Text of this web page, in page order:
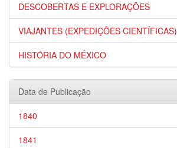
DESCOBERTAS E EXPLORAÇÕES
VIAJANTES (EXPEDIÇÕES CIENTÍFICAS)
HISTÓRIA DO MÉXICO
Data de Publicação
1840
1841